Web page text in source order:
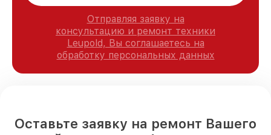
Отправляя заявку на
консультацию и ремонт техники
Leupold, Вы соглашаетесь на
обработку персональных данных
Оставьте заявку на ремонт Вашего